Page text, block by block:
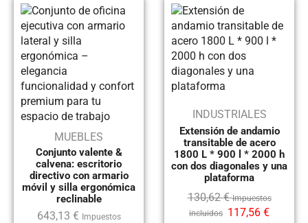
MUEBLES
Conjunto valente &
calvena: escritorio
directivo con armario
móvil y silla ergonómica
reclinable
643,13 € Impuestos
INDUSTRIALES
Extensión de andamio
transitable de acero
1800 L * 900 l * 2000 h
con dos diagonales y una
plataforma
130,62€ Impuestos
incluidos 117,56 €